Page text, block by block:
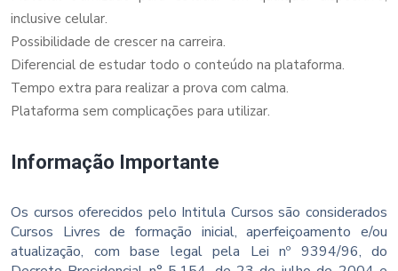
inclusive celular.
Possibilidade de crescer na carreira.
Diferencial de estudar todo o conteúdo na plataforma.
Tempo extra para realizar a prova com calma.
Plataforma sem complicações para utilizar.
Informação Importante
Os cursos oferecidos pelo Intitula Cursos são considerados
Cursos Livres de formação inicial, aperfeiçoamento e/ou
atualização, com base legal pela Lei nº 9394/96, do